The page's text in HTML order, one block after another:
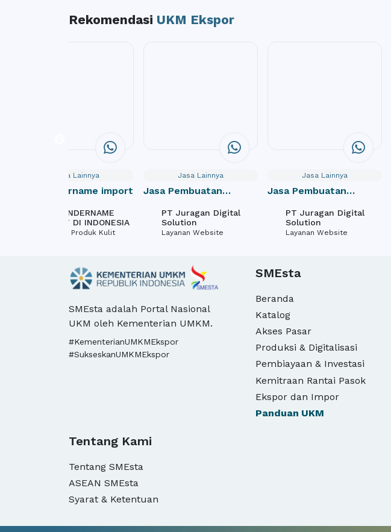
Rekomendasi UKM Ekspor
Jasa Lainnya
Jasa undername import
JASA UNDERNAME
IMPORT DI INDONESIA
Tekstil & Produk Kulit
Jasa Lainnya
Jasa Pembuatan
Crowdfunding Online
PT Juragan Digital
Solution
Layanan Website
Jasa Lainnya
Jasa Pembuatan
Company Profile
PT Juragan Digital
Solution
Layanan Website
SMEsta adalah Portal Nasional
UKM oleh Kementerian UMKM.
#KementerianUMKMEkspor
#SukseskanUMKMEkspor
SMEsta
Beranda
Katalog
Akses Pasar
Produksi & Digitalisasi
Pembiayaan & Investasi
Kemitraan Rantai Pasok
Ekspor dan Impor
Panduan UKM
Tentang Kami
Tentang SMEsta
ASEAN SMEsta
Syarat & Ketentuan